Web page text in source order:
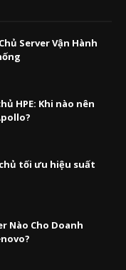
Server Vận Hành
HPE: Khi nào nên
tối ưu hiệu suất
Nào Cho Doanh